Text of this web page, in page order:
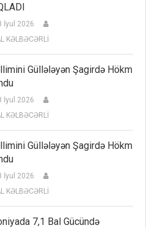
İyul 2026
KƏLBƏCƏRLİ
Güllələyən Şagirdə Hökm
İyul 2026
KƏLBƏCƏRLİ
Güllələyən Şagirdə Hökm
İyul 2026
KƏLBƏCƏRLİ
7,1 Bal Gücündə